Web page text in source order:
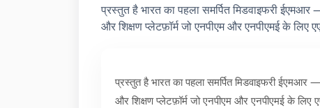
प्रस्तुत है भारत का पहला समर्पित मिडवाइफरी
और शिक्षण प्लेटफ़ॉर्म जो एनपीएम और एनपीएमई के लिए
प्रस्तुत है भारत का पहला समर्पित मिडवाइफरी
और शिक्षण प्लेटफ़ॉर्म जो एनपीएम और एनपीएमई के